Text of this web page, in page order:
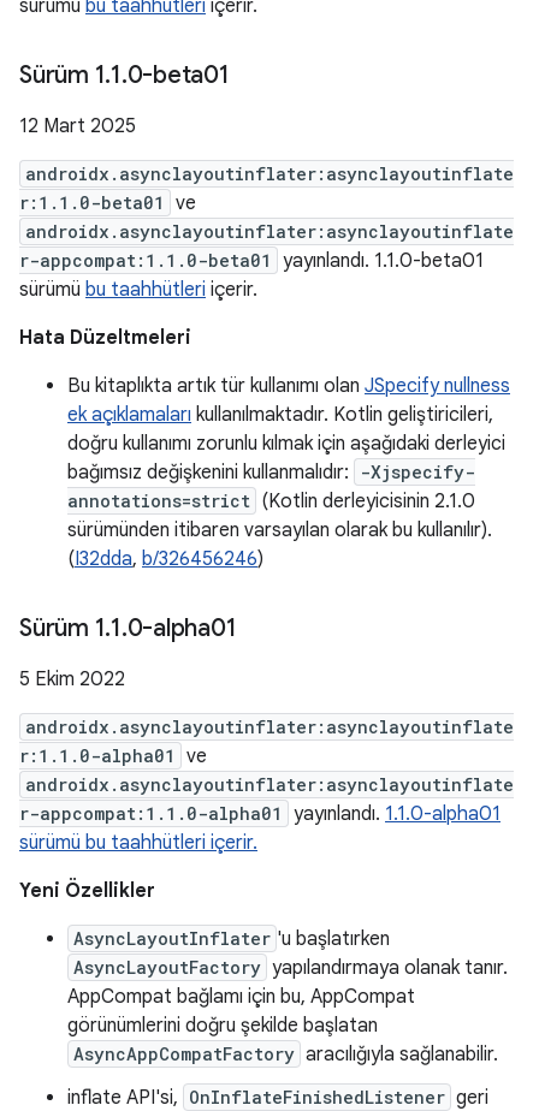
sürümü bu taahhütleri içerir.
Sürüm 1.1.0-beta01
12 Mart 2025
androidx.asynclayoutinflater:asynclayoutinflate
r:1.1.0-beta01
ve
androidx.asynclayoutinflater:asynclayoutinflate
r-appcompat:1.1.0-beta01
yayınlandı. 1.1.0-beta01
sürümü bu taahhütleri içerir.
Hata Düzeltmeleri
Bu kitaplıkta artık tür kullanımı olan JSpecify nullness
ek açıklamaları kullanılmaktadır. Kotlin geliştiricileri,
doğru kullanımı zorunlu kılmak için aşağıdaki derleyici
bağımsız değişkenini kullanmalıdır:
-Xjspecify-
annotations=strict (Kotlin derleyicisinin 2.1.0
sürümünden itibaren varsayılan olarak bu kullanılır).
(I32dda, b/326456246)
Sürüm 1.1.0-alpha01
5 Ekim 2022
androidx.asynclayoutinflater:asynclayoutinflate
r:1.1.0-alpha01
ve
androidx.asynclayoutinflater:asynclayoutinflate
r-appcompat:1.1.0-alpha01
yayınlandı. 1.1.0-alpha01
sürümü bu taahhütleri içerir.
Yeni Özellikler
AsyncLayoutInflater 'u başlatırken
AsyncLayoutFactory yapılandırmaya olanak tanır.
AppCompat bağlamı için bu, AppCompat
görünümlerini doğru şekilde başlatan
AsyncAppCompatFactory aracılığıyla sağlanabilir.
inflate API'si, OnInflateFinishedListener geri